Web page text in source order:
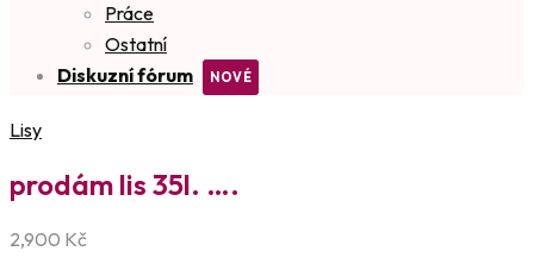
Práce
Ostatní
Diskuzní fórum
Lisy
prodám lis 35l. ….
2,900 Kč